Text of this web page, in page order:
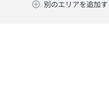
別のエリアを追加す